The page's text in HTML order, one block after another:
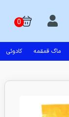
ماگ قمقمه کادوئی